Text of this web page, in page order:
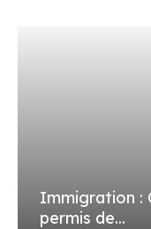
Immigration :
permis de...